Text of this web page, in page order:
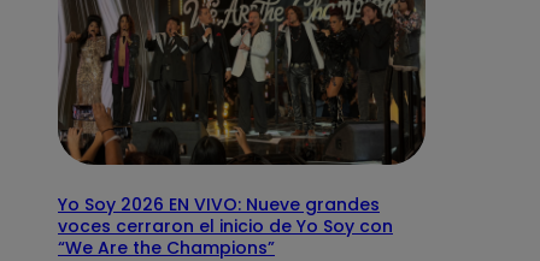
Yo Soy 2026 EN VIVO: Nueve grandes
voces cerraron el inicio de Yo Soy con
“We Are the Champions”